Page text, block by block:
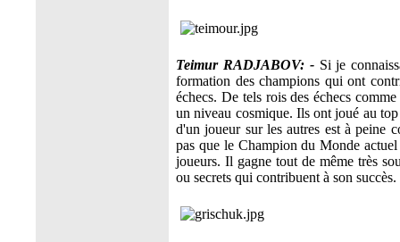
Teimur RADJABOV: - Si je
formation des champions qui ont
échecs. De tels rois des échecs
un niveau cosmique. Ils ont joué au
d'un joueur sur les autres est à peine
pas que le Champion du Monde
joueurs. Il gagne tout de même très
ou secrets qui contribuent à son